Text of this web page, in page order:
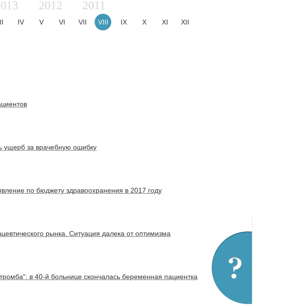
2012 2011
IV V VI VII VIII IX X XI XII
ущерб за врачебную ошибку
по бюджету здравоохранения в 2017 году
рынка. Ситуация далека от оптимизма
в 40-й больнице скончалась беременная пациентка